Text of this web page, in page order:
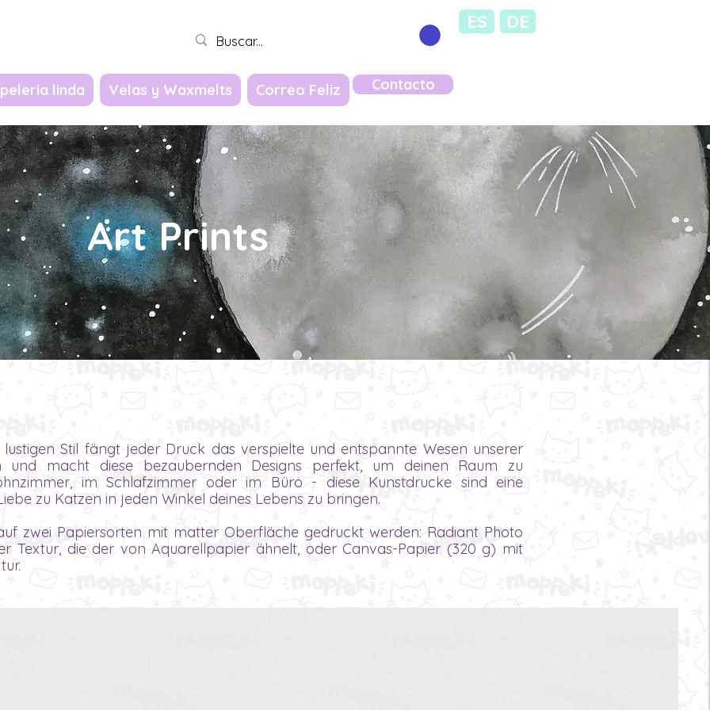
ES DE
linda Velas y Waxmelts Correo Feliz Contacto
Art Prints
Stil fängt jeder Druck das verspielte und entspannte Wesen unserer
und macht diese bezaubernden Designs perfekt, um deinen Raum zu
im Schlafzimmer oder im Büro - diese Kunstdrucke sind eine
zu Katzen in jeden Winkel deines Lebens zu bringen.
zwei Papiersorten mit matter Oberfläche gedruckt werden: Radiant Photo
Textur, die der von Aquarellpapier ähnelt, oder Canvas-Papier (320 g) mit